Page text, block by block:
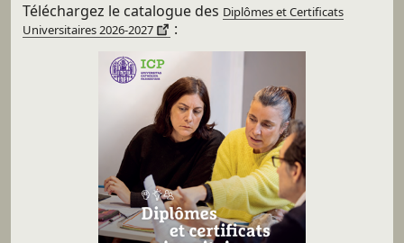
Téléchargez le catalogue des Diplômes et Certificats
Universitaires 2026-2027
: